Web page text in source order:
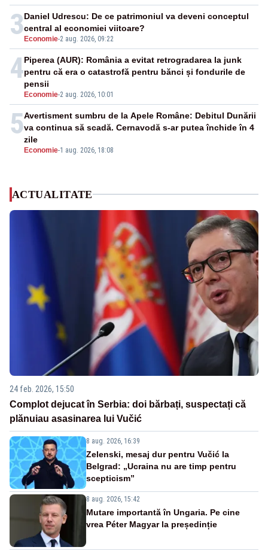
3Economie-2 aug. 2026, 09:22
Daniel Udrescu: De ce patrimoniul va deveni conceptul
central al economiei viitoare?
4
Economie-2 aug. 2026, 10:01
Piperea (AUR): România a evitat retrogradarea la junk
pentru că era o catastrofă pentru bănci și fondurile de
pensii
5
Economie-1 aug. 2026, 18:08
Avertisment sumbru de la Apele Române: Debitul Dunării
va continua să scadă. Cernavodă s-ar putea închide în 4
zile
ACTUALITATE
24 feb. 2026, 15:50
Complot dejucat în Serbia: doi bărbați, suspectați că
plănuiau asasinarea lui Vučić
8 aug. 2026, 16:39
Zelenski, mesaj dur pentru Vučić la
Belgrad: „Ucraina nu are timp pentru
scepticism”
8 aug. 2026, 15:42
Mutare importantă în Ungaria. Pe cine
vrea Péter Magyar la președinție